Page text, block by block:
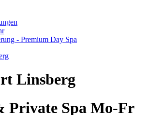
- Premium Day Spa
Linsberg
Private Spa Mo-Fr